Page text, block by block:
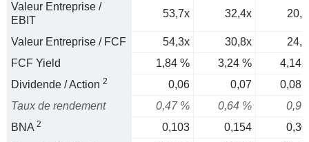
Valeur Entreprise /
EBIT
53,7x 32,4x
Valeur Entreprise / FCF 54,3x 30,8x
FCF Yield
1,84 % 3,24 %
4,14
Dividende / Action 2 0,06 0,07
Taux de rendement
0,47 % 0,64 %
0,9
BNA 2 0,103 0,154